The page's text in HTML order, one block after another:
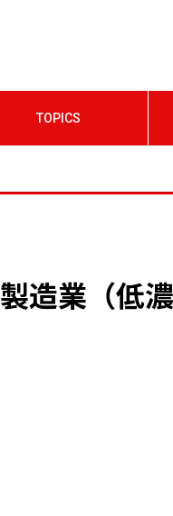
TOPICS
造業（低